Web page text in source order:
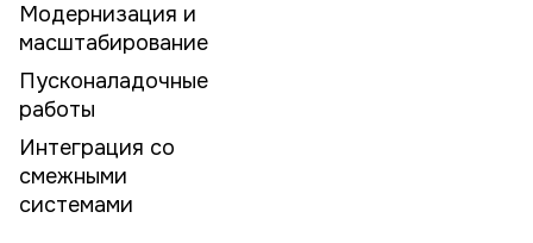
Модернизация и
масштабирование
Пусконаладочные
работы
Интеграция со
смежными
системами